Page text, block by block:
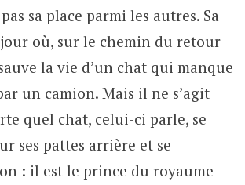
sa place parmi les autres. Sa
où, sur le chemin du retour
la vie d’un chat qui manque
un camion. Mais il ne s’agit
quel chat, celui-ci parle, se
ses pattes arrière et se
: il est le prince du royaume